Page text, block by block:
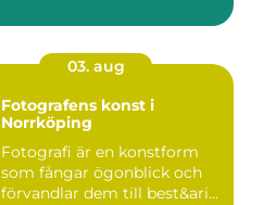
03. aug
Fotografens konst i
Norrköping
Fotografi är en konstform
som fångar ögonblick och
förvandlar dem till best&ari...